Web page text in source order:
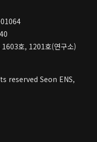
호, 1201호(연구소)
reserved Seon ENS,